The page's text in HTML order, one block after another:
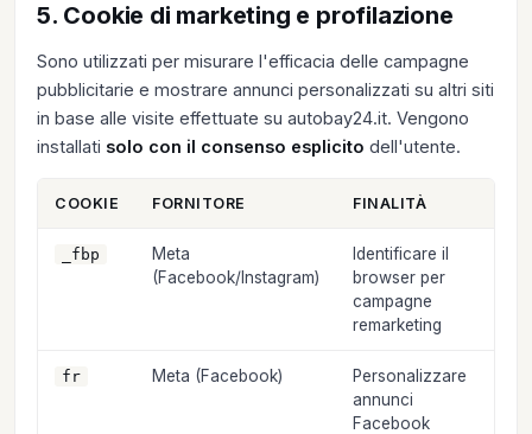
5. Cookie di marketing e profilazione
Sono utilizzati per misurare l'efficacia delle campagne
pubblicitarie e mostrare annunci personalizzati su altri siti
in base alle visite effettuate su autobay24.it. Vengono
installati solo con il consenso esplicito dell'utente.
COOKIE FORNITORE FINALITÀ
_fbp
Meta
(Facebook/Instagram)
Identificare il
browser per
campagne
remarketing
fr Meta (Facebook)
Personalizzare
annunci
Facebook